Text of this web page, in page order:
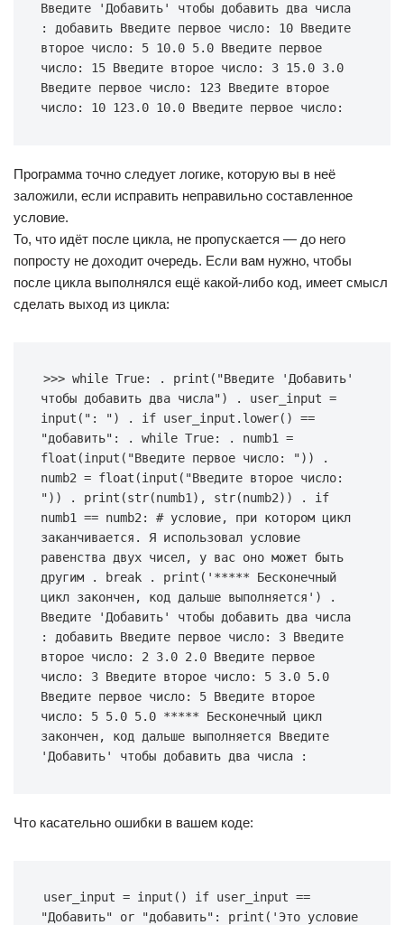
Введите 'Добавить' чтобы добавить два числа
: добавить Введите первое число: 10 Введите
второе число: 5 10.0 5.0 Введите первое
число: 15 Введите второе число: 3 15.0 3.0
Введите первое число: 123 Введите второе
число: 10 123.0 10.0 Введите первое число:
Программа точно следует логике, которую вы в неё
заложили, если исправить неправильно составленное
условие.
То, что идёт после цикла, не пропускается — до него
попросту не доходит очередь. Если вам нужно, чтобы
после цикла выполнялся ещё какой-либо код, имеет смысл
сделать выход из цикла:
>>> while True: . print("Введите 'Добавить'
чтобы добавить два числа") . user_input =
input(": ") . if user_input.lower() ==
"добавить": . while True: . numb1 =
float(input("Введите первое число: ")) .
numb2 = float(input("Введите второе число:
")) . print(str(numb1), str(numb2)) . if
numb1 == numb2: # условие, при котором цикл
заканчивается. Я использовал условие
равенства двух чисел, у вас оно может быть
другим . break . print('***** Бесконечный
цикл закончен, код дальше выполняется') .
Введите 'Добавить' чтобы добавить два числа
: добавить Введите первое число: 3 Введите
второе число: 2 3.0 2.0 Введите первое
число: 3 Введите второе число: 5 3.0 5.0
Введите первое число: 5 Введите второе
число: 5 5.0 5.0 ***** Бесконечный цикл
закончен, код дальше выполняется Введите
'Добавить' чтобы добавить два числа :
Что касательно ошибки в вашем коде:
user_input = input() if user_input ==
"Добавить" or "добавить": print('Это условие